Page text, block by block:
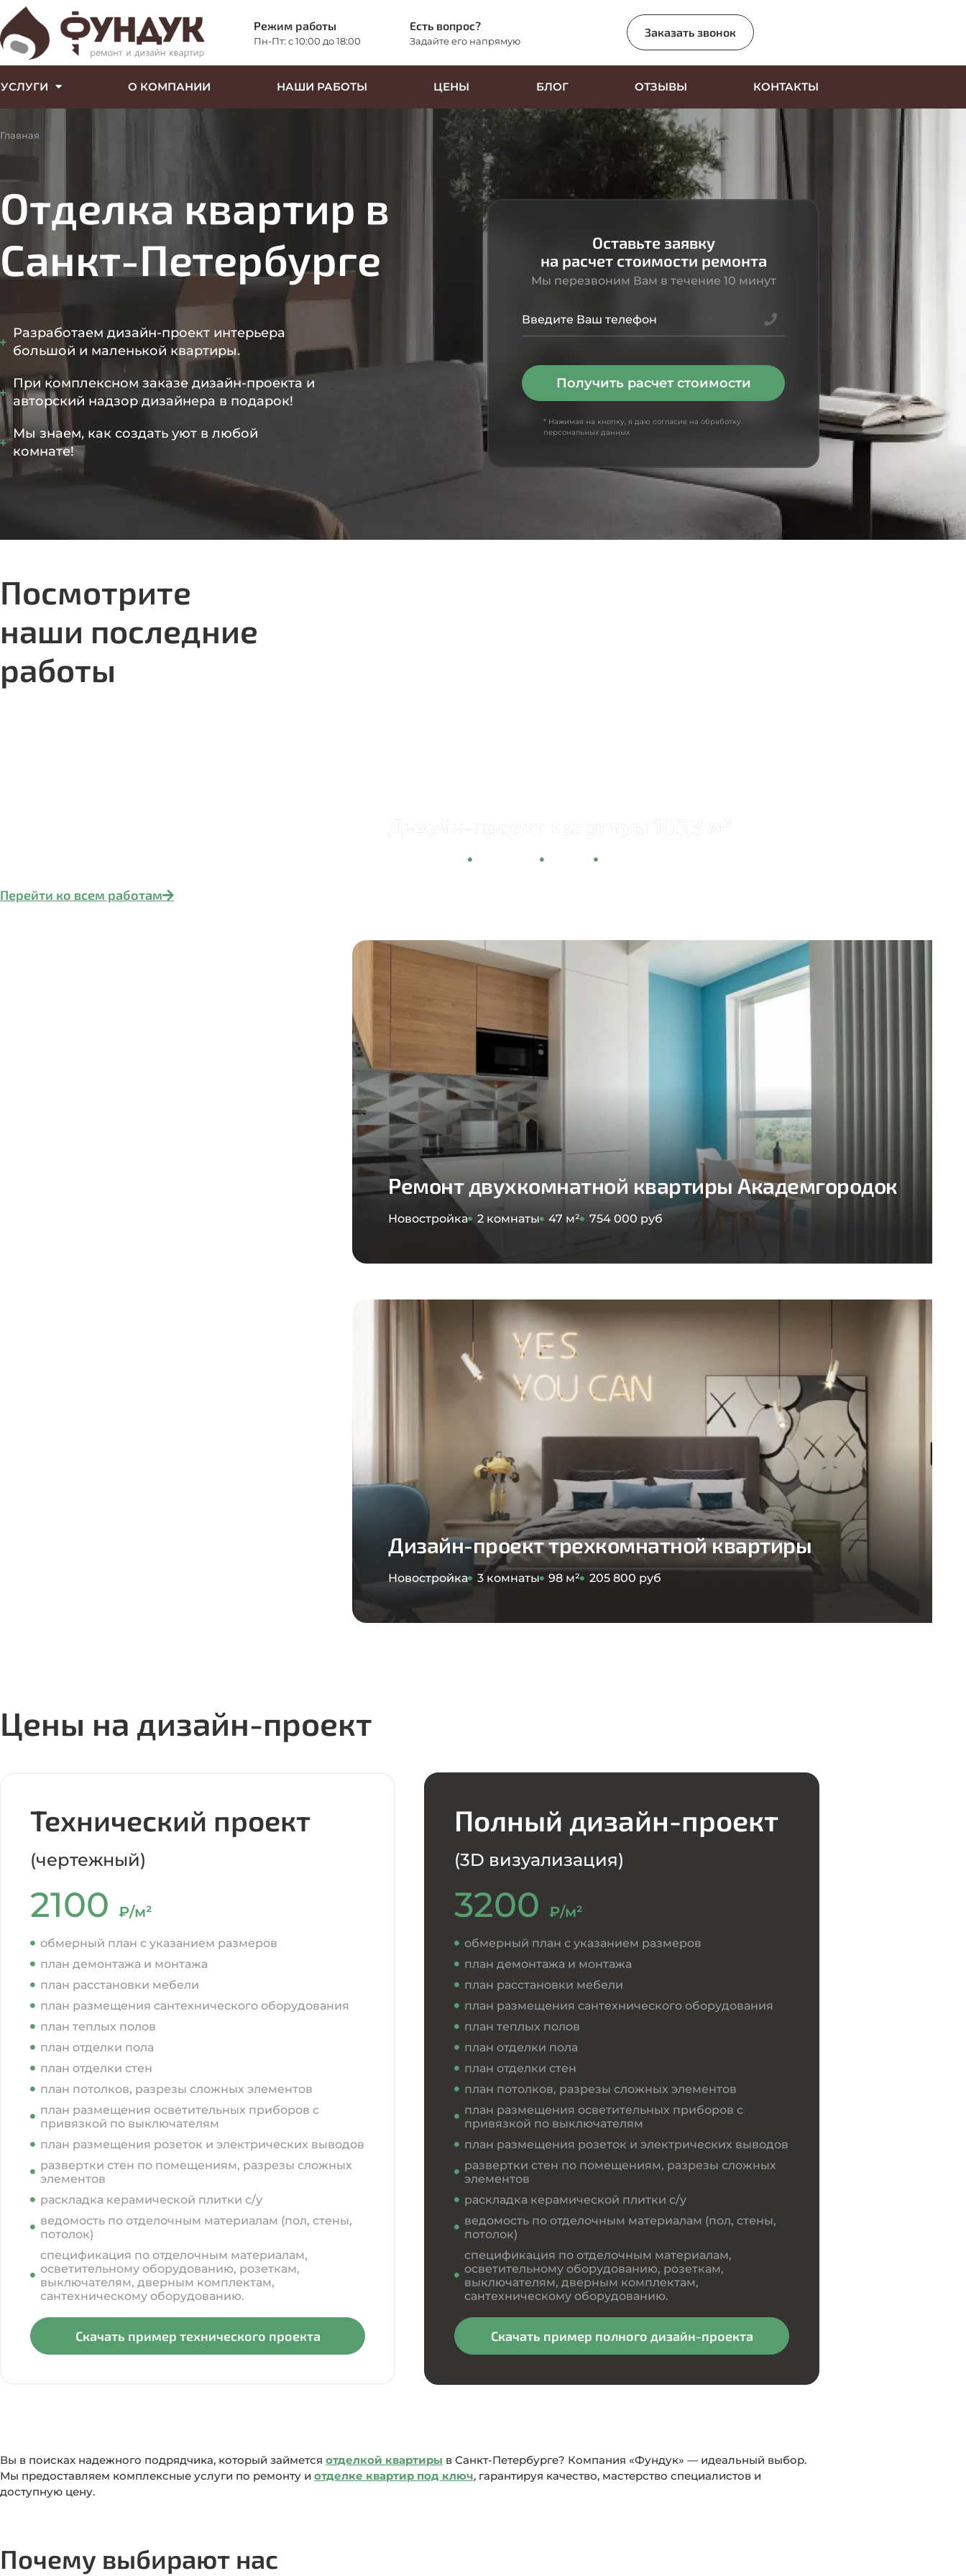
Режим работы
Пн-Пт: c 10:00 до 18:00
Есть вопрос?
Задайте его напрямую
Заказать звонок
УСЛУГИ О КОМПАНИИ НАШИ РАБОТЫ ЦЕНЫ БЛОГ ОТЗЫВЫ КОНТАКТЫ
Главная
Отделка квартир в
Санкт-Петербурге
Разработаем дизайн-проект интерьера
большой и маленькой квартиры.
При комплексном заказе дизайн-проекта и
авторский надзор дизайнера в подарок!
Мы знаем, как создать уют в любой
комнате!
Оставьте заявку
на расчет стоимости ремонта
Мы перезвоним Вам в течение 10 минут
Получить расчет стоимости
* Нажимая на кнопку, я даю согласие на обработку
персональных данных
Посмотрите
наши последние
работы
Перейти ко всем работам
Новостройка 105,3 м²
Ремонт двухкомнатной квартиры Академгородок
Новостройка 2 комнаты 47 м² 754 000 руб
Дизайн-проект трехкомнатной квартиры
Новостройка 3 комнаты 98 м² 205 800 руб
Цены на дизайн-проект
Технический проект
(чертежный)
2100 ₽/м²
обмерный план с указанием размеров
план демонтажа и монтажа
план расстановки мебели
план размещения сантехнического оборудования
план теплых полов
план отделки пола
план отделки стен
план потолков, разрезы сложных элементов
план размещения осветительных приборов с
привязкой по выключателям
план размещения розеток и электрических выводов
развертки стен по помещениям, разрезы сложных
элементов
раскладка керамической плитки с/у
ведомость по отделочным материалам (пол, стены,
потолок)
спецификация по отделочным материалам,
осветительному оборудованию, розеткам,
выключателям, дверным комплектам,
сантехническому оборудованию.
Скачать пример технического проекта
Полный дизайн-проект
(3D визуализация)
3200 ₽/м²
обмерный план с указанием размеров
план демонтажа и монтажа
план расстановки мебели
план размещения сантехнического оборудования
план теплых полов
план отделки пола
план отделки стен
план потолков, разрезы сложных элементов
план размещения осветительных приборов с
привязкой по выключателям
план размещения розеток и электрических выводов
развертки стен по помещениям, разрезы сложных
элементов
раскладка керамической плитки с/у
ведомость по отделочным материалам (пол, стены,
потолок)
спецификация по отделочным материалам,
осветительному оборудованию, розеткам,
выключателям, дверным комплектам,
сантехническому оборудованию.
Скачать пример полного дизайн-проекта
Вы в поисках надежного подрядчика, который займется отделкой квартиры в Санкт-Петербурге? Компания «Фундук» — идеальный выбор.
Мы предоставляем комплексные услуги по ремонту и отделке квартир под ключ, гарантируя качество, мастерство специалистов и
доступную цену.
Почему выбирают нас